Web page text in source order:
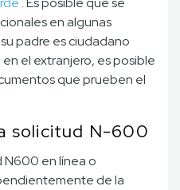
en algunas
padre es ciudadano
el extranjero, es posible
que prueben el
solicitud N-600
N600 en línea o
de la